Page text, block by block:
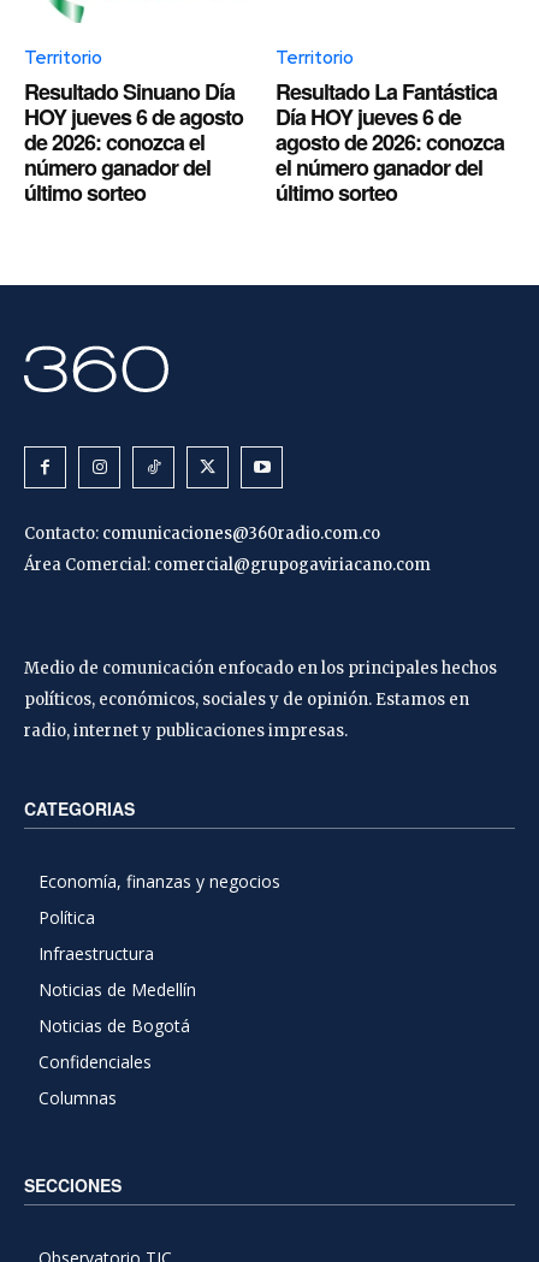
Territorio
Resultado Sinuano Día
HOY jueves 6 de agosto
de 2026: conozca el
número ganador del
último sorteo
Territorio
Resultado La Fantástica
Día HOY jueves 6 de
agosto de 2026: conozca
el número ganador del
último sorteo
Contacto: comunicaciones@360radio.com.co
Área Comercial: comercial@grupogaviriacano.com
Medio de comunicación enfocado en los principales hechos
políticos, económicos, sociales y de opinión. Estamos en
radio, internet y publicaciones impresas.
CATEGORIAS
Economía, finanzas y negocios
Política
Infraestructura
Noticias de Medellín
Noticias de Bogotá
Confidenciales
Columnas
SECCIONES